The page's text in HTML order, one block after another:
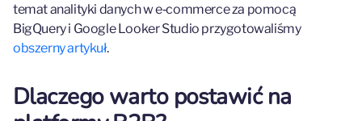
temat analityki danych w e‑commerce za pomocą
BigQuery i Google Looker Studio przygotowaliśmy
obszerny artykuł.
Dlaczego warto postawić na